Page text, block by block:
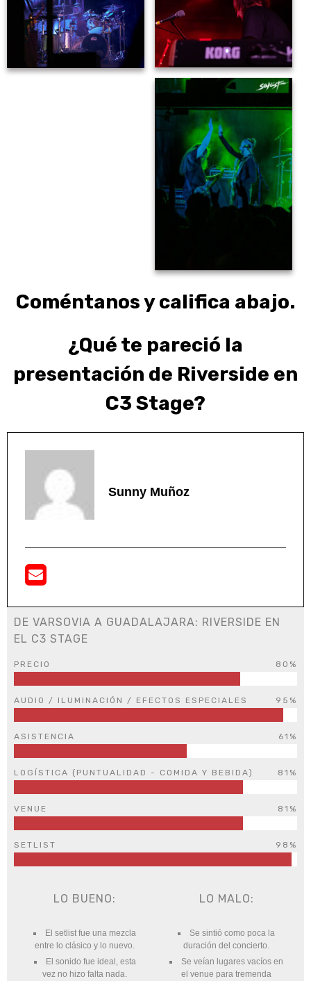
Coméntanos y califica abajo.
¿Qué te pareció la
presentación de Riverside en
C3 Stage?
Sunny Muñoz
DE VARSOVIA A GUADALAJARA: RIVERSIDE EN
EL C3 STAGE
PRECIO 80%
AUDIO / ILUMINACIÓN / EFECTOS ESPECIALES 95%
ASISTENCIA 61%
LOGÍSTICA (PUNTUALIDAD - COMIDA Y BEBIDA) 81%
VENUE 81%
SETLIST 98%
LO BUENO:
El setlist fue una mezcla
entre lo clásico y lo nuevo.
El sonido fue ideal, esta
vez no hizo falta nada.
LO MALO:
Se sintió como poca la
duración del concierto.
Se veían lugares vacíos en
el venue para tremenda